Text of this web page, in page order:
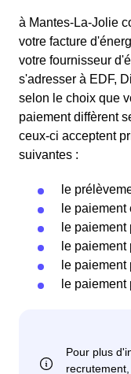
à Mantes-La-Jolie
votre facture
votre fournisseur
s'adresser à EDF,
selon le choix que
paiement diffèrent
ceux-ci acceptent
suivantes :
le
le
le paiement
le
le paiement
le paiement